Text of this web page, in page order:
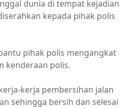
dunia di tempat kejadian
kepada pihak polis
pihak polis mengangkat
kenderaan polis.
kerja pembersihan jalan
sehingga bersih dan selesai